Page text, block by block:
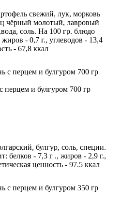
свежий, лук, морковь
чёрный молотый, лавровый
соль. На 100 гр. блюдо
- 0,7 г., углеводов - 13,4
- 67,8 ккал
перцем и булгуром 700 гр
булгур, соль, специи.
белков - 7,3 г ., жиров - 2,9 г.,
ценность - 97.5 ккал